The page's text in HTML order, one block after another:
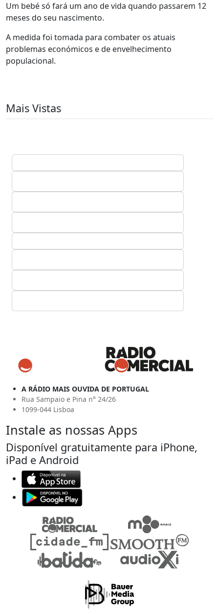
Um bebé só fará um ano de vida quando passarem 12
meses do seu nascimento.
A medida foi tomada para combater os atuais
problemas económicos e de envelhecimento
populacional.
Mais Vistas
A RÁDIO MAIS OUVIDA DE PORTUGAL
Rua Sampaio e Pina n° 24/26
1099-044 Lisboa
Instale as nossas Apps
Disponível gratuitamente para iPhone,
iPad e Android